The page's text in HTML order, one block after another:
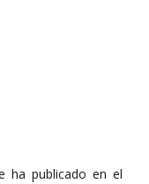
ha publicado en el